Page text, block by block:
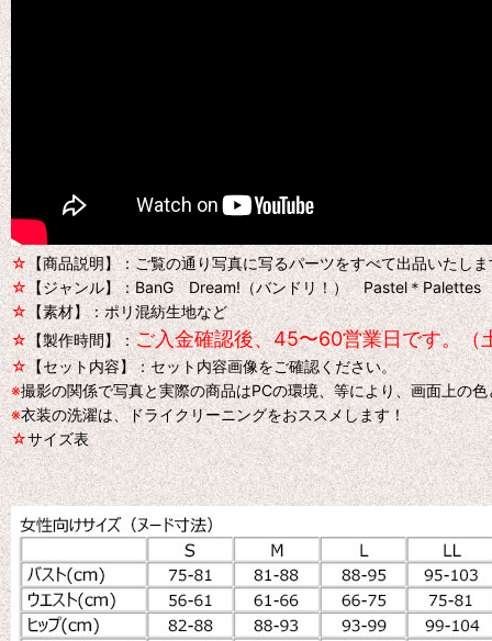
☆【商品説明】：ご覧の通り写真に写るパーツをすべて出品いたし
☆【ジャンル】：BanG Dream!（バンドリ！） Pastel＊
☆【素材】：ポリ混紡生地など
☆【製作時間】：ご入金確認後、45〜60営業日です。（
☆【セット内容】：セット内容画像をご確認ください。
※撮影の関係で写真と実際の商品はPCの環境、等により、画面上の
※衣装の洗濯は、ドライクリーニングをおススメします！
☆サイズ表